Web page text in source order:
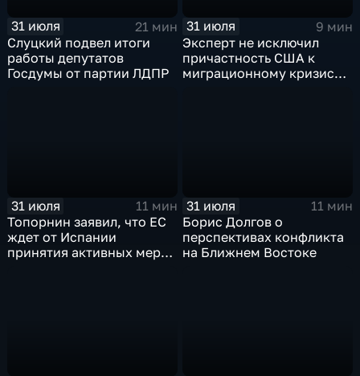
31 июля
21 мин
Слуцкий подвел итоги
работы депутатов
Госдумы от партии ЛДПР
31 июля
9 мин
Эксперт не исключил
причастность США к
миграционному кризису в
31 июля
11 мин
Топорнин заявил, что ЕС
ждет от Испании
принятия активных мер
31 июля
11 мин
Борис Долгов о
перспективах конфликта
на Ближнем Востоке